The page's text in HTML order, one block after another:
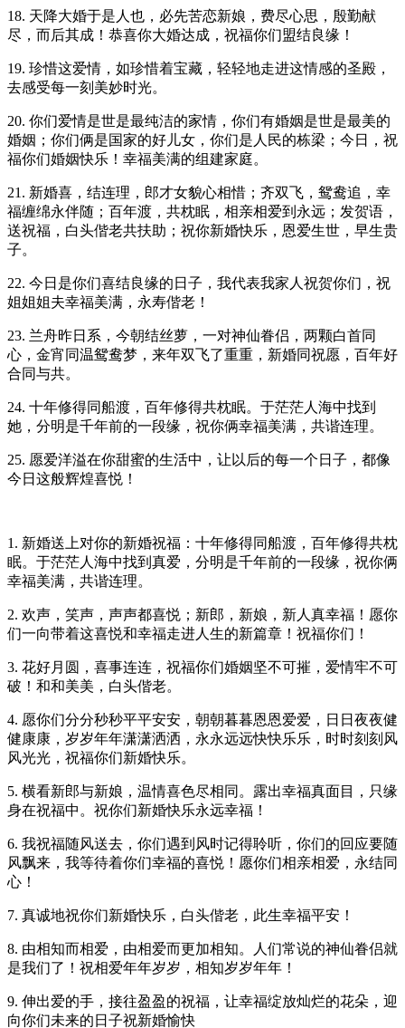
18. 天降大婚于是人也，必先苦恋新娘，费尽心思，殷勤献
尽，而后其成！恭喜你大婚达成，祝福你们盟结良缘！
19. 珍惜这爱情，如珍惜着宝藏，轻轻地走进这情感的圣殿，
去感受每一刻美妙时光。
20. 你们爱情是世是最纯洁的家情，你们有婚姻是世是最美的
婚姻；你们俩是国家的好儿女，你们是人民的栋梁；今日，祝
福你们婚姻快乐！幸福美满的组建家庭。
21. 新婚喜，结连理，郎才女貌心相惜；齐双飞，鸳鸯追，幸
福缠绵永伴随；百年渡，共枕眠，相亲相爱到永远；发贺语，
送祝福，白头偕老共扶助；祝你新婚快乐，恩爱生世，早生贵
子。
22. 今日是你们喜结良缘的日子，我代表我家人祝贺你们，祝
姐姐姐夫幸福美满，永寿偕老！
23. 兰舟昨日系，今朝结丝萝，一对神仙眷侣，两颗白首同
心，金宵同温鸳鸯梦，来年双飞了重重，新婚同祝愿，百年好
合同与共。
24. 十年修得同船渡，百年修得共枕眠。于茫茫人海中找到
她，分明是千年前的一段缘，祝你俩幸福美满，共谐连理。
25. 愿爱洋溢在你甜蜜的生活中，让以后的每一个日子，都像
今日这般辉煌喜悦！
1. 新婚送上对你的新婚祝福：十年修得同船渡，百年修得共枕
眠。于茫茫人海中找到真爱，分明是千年前的一段缘，祝你俩
幸福美满，共谐连理。
2. 欢声，笑声，声声都喜悦；新郎，新娘，新人真幸福！愿你
们一向带着这喜悦和幸福走进人生的新篇章！祝福你们！
3. 花好月圆，喜事连连，祝福你们婚姻坚不可摧，爱情牢不可
破！和和美美，白头偕老。
4. 愿你们分分秒秒平平安安，朝朝暮暮恩恩爱爱，日日夜夜健
健康康，岁岁年年潇潇洒洒，永永远远快快乐乐，时时刻刻风
风光光，祝福你们新婚快乐。
5. 横看新郎与新娘，温情喜色尽相同。露出幸福真面目，只缘
身在祝福中。祝你们新婚快乐永远幸福！
6. 我祝福随风送去，你们遇到风时记得聆听，你们的回应要随
风飘来，我等待着你们幸福的喜悦！愿你们相亲相爱，永结同
心！
7. 真诚地祝你们新婚快乐，白头偕老，此生幸福平安！
8. 由相知而相爱，由相爱而更加相知。人们常说的神仙眷侣就
是我们了！祝相爱年年岁岁，相知岁岁年年！
9. 伸出爱的手，接往盈盈的祝福，让幸福绽放灿烂的花朵，迎
向你们未来的日子祝新婚愉快